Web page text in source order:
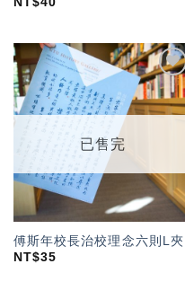
加入
「願
望輕
已售完
傅斯年校長治校理念六則L夾
NT$35